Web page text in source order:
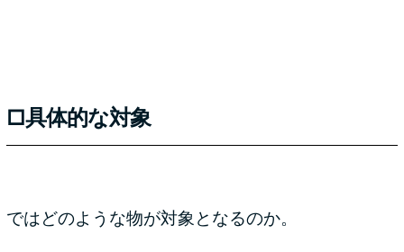
□具体的な対象
ではどのような物が対象となるのか。